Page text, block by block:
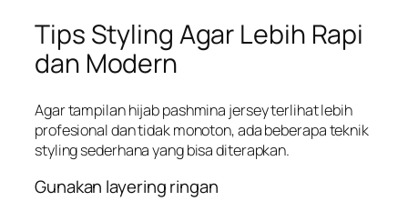
Tips Styling Agar Lebih Rapi
dan Modern
Agar tampilan hijab pashmina jersey terlihat lebih
profesional dan tidak monoton, ada beberapa teknik
styling sederhana yang bisa diterapkan.
Gunakan layering ringan